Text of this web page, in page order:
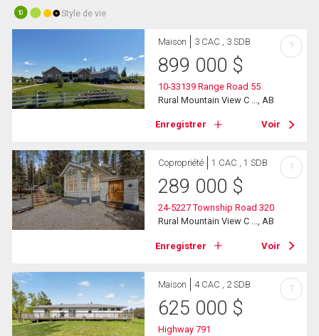
10 Style de vie
Maison 3 CAC , 3 SDB
899 000 $
10-33139 Range Road 55
Rural Mountain View C ..., AB
Enregistrer Voir
?
Copropriété 1 CAC , 1 SDB
289 000 $
24-5227 Township Road 320
Rural Mountain View C ..., AB
Enregistrer Voir
?
Maison 4 CAC , 2 SDB
625 000 $
Highway 791
?